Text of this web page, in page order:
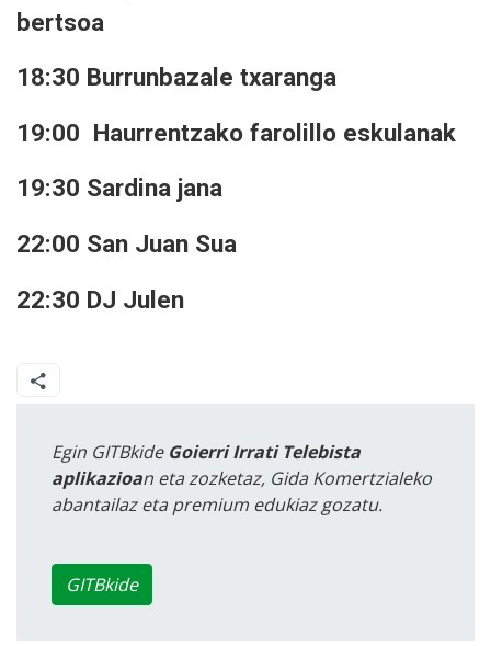
bertsoa
18:30 Burrunbazale txaranga
19:00 Haurrentzako farolillo eskulanak
19:30 Sardina jana
22:00 San Juan Sua
22:30 DJ Julen
Egin GITBkide Goierri Irrati Telebista
aplikazioan eta zozketaz, Gida Komertzialeko
abantailaz eta premium edukiaz gozatu.
GITBkide